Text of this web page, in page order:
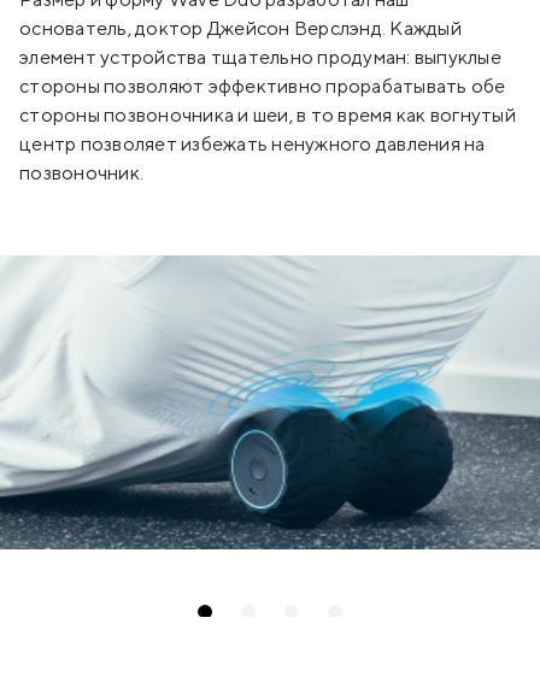
основатель, доктор Джейсон Верслэнд. Каждый
элемент устройства тщательно продуман: выпуклые
стороны позволяют эффективно прорабатывать обе
стороны позвоночника и шеи, в то время как вогнутый
центр позволяет избежать ненужного давления на
позвоночник.